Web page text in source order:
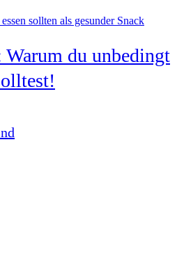
Warum du unbedingt